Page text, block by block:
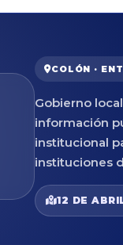
COLÓN ·
Gobierno
información
institucional
instituciones
12 DE